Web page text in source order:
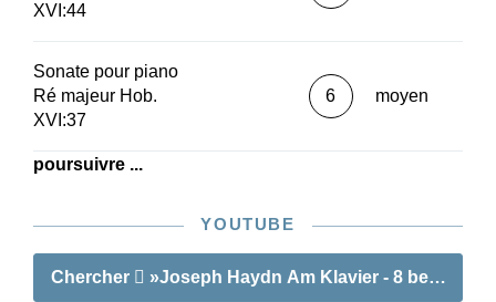
XVI:44
Sonate pour piano
Ré majeur Hob.
XVI:37
6 moyen
poursuivre ...
YOUTUBE
Chercher »Joseph Haydn Am Klavier - 8 bekannte